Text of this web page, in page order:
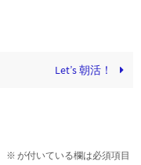
Let’s 朝活！
※ が付いている欄は必須項目